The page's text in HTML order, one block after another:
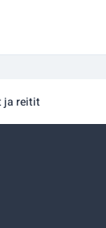
ja reitit